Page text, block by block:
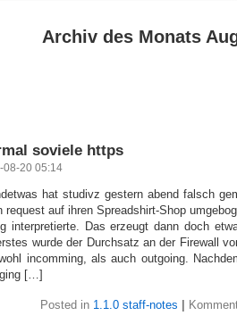
Archiv des Monats
soviele https
08-20 05:14
hat studivz gestern abend falsch
request auf ihren Spreadshirt-Shop
interpretierte. Das erzeugt dann doch
wurde der Durchsatz an der Firewall
incomming, als auch outgoing.
[…]
Posted in 1.1.0 staff-notes